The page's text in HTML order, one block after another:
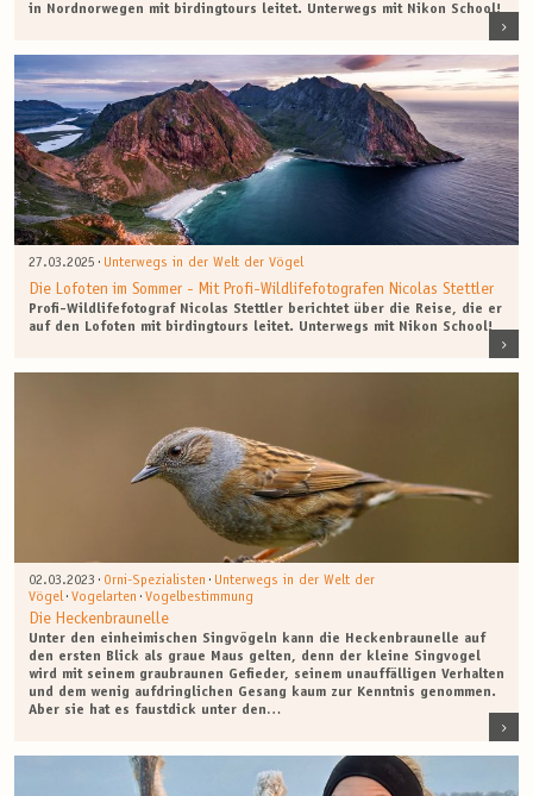
in Nordnorwegen mit birdingtours leitet. Unterwegs mit Nikon School!
27.03.2025 · Unterwegs in der Welt der Vögel
Die Lofoten im Sommer - Mit Profi-Wildlifefotografen Nicolas Stettler
Profi-Wildlifefotograf Nicolas Stettler berichtet über die Reise, die er
auf den Lofoten mit birdingtours leitet. Unterwegs mit Nikon School!
02.03.2023 · Orni-Spezialisten · Unterwegs in der Welt der
Vögel· Vogelarten · Vogelbestimmung
Die Heckenbraunelle
Unter den einheimischen Singvögeln kann die Heckenbraunelle auf
den ersten Blick als graue Maus gelten, denn der kleine Singvogel
wird mit seinem graubraunen Gefieder, seinem unauffälligen Verhalten
und dem wenig aufdringlichen Gesang kaum zur Kenntnis genommen.
Aber sie hat es faustdick unter den…